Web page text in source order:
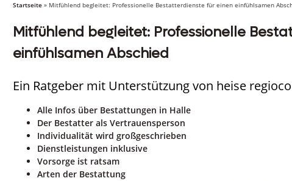
Startseite » Mitfühlend begleitet: Professionelle Bestatterdienste für einen einfühlsamen
Mitfühlend begleitet: Professionelle
einfühlsamen Abschied
Ein Ratgeber mit Unterstützung von heise
Alle Infos über Bestattungen in Halle
Der Bestatter als Vertrauensperson
Individualität wird großgeschrieben
Dienstleistungen inklusive
Vorsorge ist ratsam
Arten der Bestattung